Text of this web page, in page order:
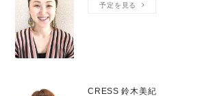
予定を見る
CRESS 鈴木美紀